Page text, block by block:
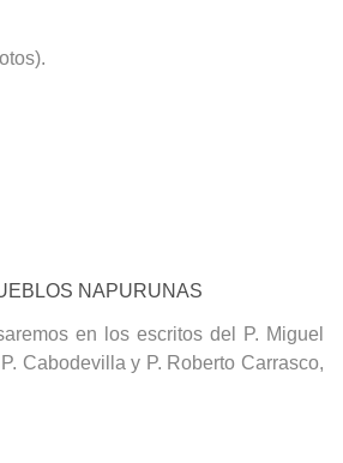
NAPURUNAS
en los escritos del P. Miguel
Cabodevilla y P. Roberto Carrasco,